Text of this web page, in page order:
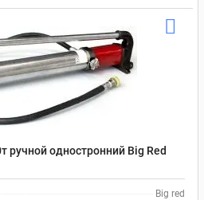
ручной одностронний Big Red
Big red